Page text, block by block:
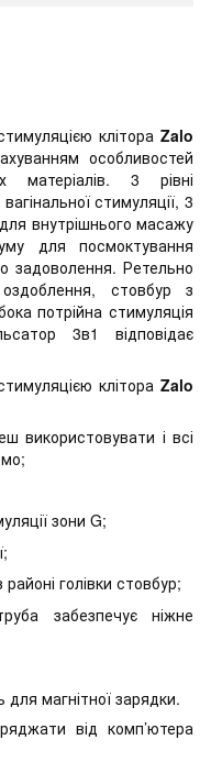
клітора Zalo
особливостей
матеріалів. 3 рівні
стимуляції, 3
внутрішнього масажу
для посмоктування
задоволення. Ретельно
стовбур з
потрійна стимуляція
3в1 відповідає
клітора Zalo
використовувати і всі
зони G;
голівки стовбур;
забезпечує ніжне
для магнітної зарядки.
від комп’ютера